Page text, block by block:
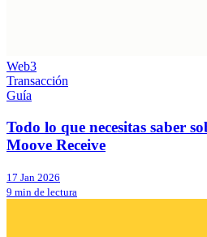
Web3
Transacción
Guía
Todo lo que necesitas saber
Moove Receive
17 Jan 2026
9 min de lectura